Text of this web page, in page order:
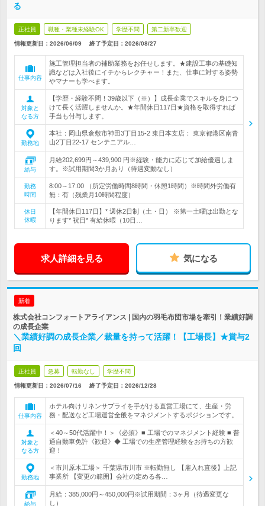
る
正社員 職種・業種未経験OK 学歴不問 第二新卒歓迎
情報更新日：2026/06/09 終了予定日： 2026/08/27
仕事内容
施工管理担当者の補助業務をお任せします。★建設工事の基礎知
識などは入社後にイチからレクチャー！また、仕事に対する姿勢
やマナーも学べます。
対象と
なる方
【学歴・経験不問！39歳以下（※）】成長企業でスキルを身につ
けて長く活躍しませんか。★年間休日117日★資格を取得すれば
手当も付与します。
勤務地
本社：岡山県倉敷市神田3丁目15-2 東日本支店： 東京都港区南青
山2丁目22-17 センテニアル…
給与
月給202,699円～439,900 円※経験・能力に応じて加給優遇しま
す。※試用期間3か月あり（待遇変動なし）
勤務
時間
8:00～17:00 （所定労働時間8時間・休憩1時間）※時間外労働有
無：有（残業月10時間程度）
休日
休暇
【年間休日117日】* 週休2日制（土・日） ※第一土曜は出勤とな
ります* 祝日* 有給休暇（10日…
求人詳細を見る 気になる
新着
株式会社コンフォートアライアンス | 国内の羽毛布団市場を牽引！業績好調
の成長企業
＼業績好調の成長企業／裁量を持って活躍！【工場長】★賞与2
回
正社員 急募 転勤なし 学歴不問
情報更新日：2026/07/16 終了予定日： 2026/12/28
仕事内容
ホテル向けリネンサプライを手がける直営工場にて、生産・労
務・配送など工場運営全般をマネジメントするポジションです。
対象と
なる方
＜40～50代活躍中！＞《必須》■ 工場でのマネジメント経験 ■ 普
通自動車免許《歓迎》◆ 工場での生産管理経験をお持ちの方歓
迎！
勤務地
＜市川原木工場＞ 千葉県市川市 ※転勤無し 【雇入れ直後】上記
事業所 【変更の範囲】会社の定める各…
給与
月給：385,000円～450,000円※試用期間：3ヶ月（待遇変更な
し）